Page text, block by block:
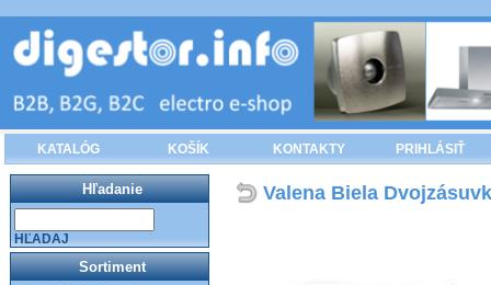
KATALÓG KOŠÍK KONTAKTY PRIHLÁSIŤ
Valena Biela
Hľadanie
HĽADAJ
Sortiment